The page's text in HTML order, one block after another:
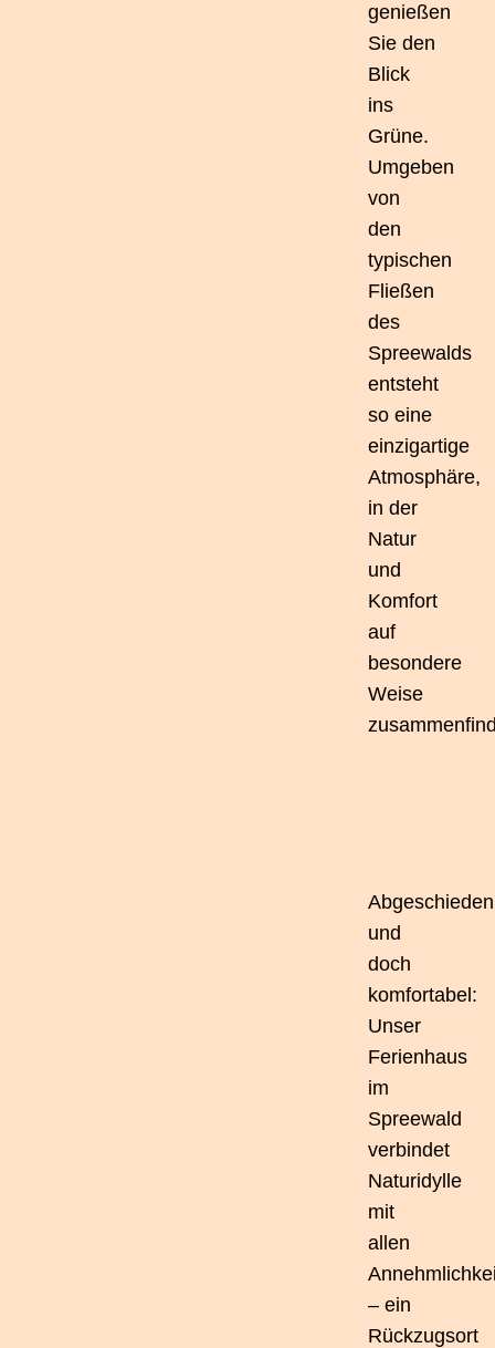
genießen
Sie den
Blick
ins
Grüne.
Umgeben
von
den
typischen
Fließen
des
Spreewalds
entsteht
so eine
einzigartige
Atmosphäre,
in der
Natur
und
Komfort
auf
besondere
Weise
Abgeschieden
und
doch
komfortabel:
Unser
Ferienhaus
im
Spreewald
verbindet
Naturidylle
mit
allen
– ein
Rückzugsort